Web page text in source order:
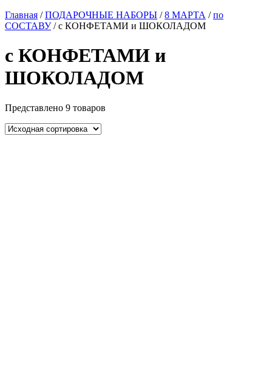
Главная /ПОДАРОЧНЫЕ НАБОРЫ /8 МАРТА /по
СОСТАВУ/ с КОНФЕТАМИ и ШОКОЛАДОМ
с КОНФЕТАМИ и
ШОКОЛАДОМ
Представлено 9 товаров